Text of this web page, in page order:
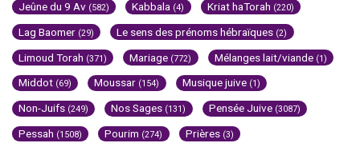
Jeûne du 9 Av (582) Kabbala (4) Kriat haTorah (220)
Lag Baomer (29) Le sens des prénoms hébraïques (2)
Limoud Torah (371) Mariage (772) Mélanges lait/viande (1)
Middot (69) Moussar (154) Musique juive (1)
Non-Juifs (249) Nos Sages (131) Pensée Juive (3087)
Pessah (1508) Pourim (274) Prières (3)